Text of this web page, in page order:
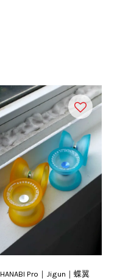
HANABI Pro｜Jigun｜蝶翼